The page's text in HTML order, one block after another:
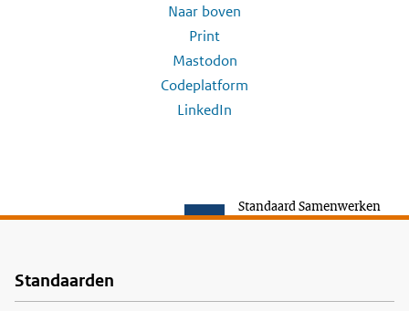
Naar boven
Print
Mastodon
Codeplatform
LinkedIn
Standaard Samenwerken
Voet
Standaarden